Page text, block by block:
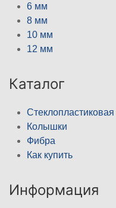
6 мм
8 мм
10 мм
12 мм
Каталог
Колышки
Фибра
Как купить
Информация